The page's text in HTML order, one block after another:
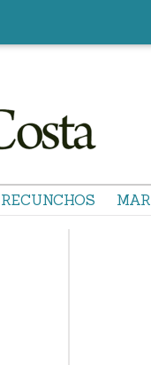
RECUNCHOS MAR